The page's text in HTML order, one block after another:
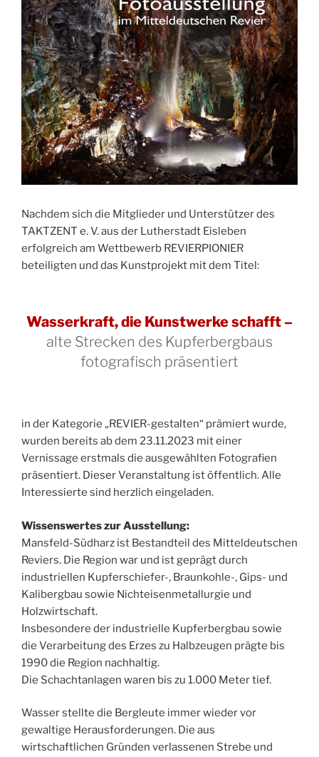
Nachdem sich die Mitglieder und Unterstützer des
TAKTZENT e. V. aus der Lutherstadt Eisleben
erfolgreich am Wettbewerb REVIERPIONIER
beteiligten und das Kunstprojekt mit dem Titel:
Wasserkraft, die Kunstwerke schafft –
alte Strecken des Kupferbergbaus
fotografisch präsentiert
in der Kategorie „REVIER-gestalten“ prämiert wurde,
wurden bereits ab dem 23.11.2023 mit einer
Vernissage erstmals die ausgewählten Fotografien
präsentiert. Dieser Veranstaltung ist öffentlich. Alle
Interessierte sind herzlich eingeladen.
Wissenswertes zur Ausstellung:
Mansfeld-Südharz ist Bestandteil des Mitteldeutschen
Reviers. Die Region war und ist geprägt durch
industriellen Kupferschiefer-, Braunkohle-, Gips- und
Kalibergbau sowie Nichteisenmetallurgie und
Holzwirtschaft.
Insbesondere der industrielle Kupferbergbau sowie
die Verarbeitung des Erzes zu Halbzeugen prägte bis
1990 die Region nachhaltig.
Die Schachtanlagen waren bis zu 1.000 Meter tief.
Wasser stellte die Bergleute immer wieder vor
gewaltige Herausforderungen. Die aus
wirtschaftlichen Gründen verlassenen Strebe und